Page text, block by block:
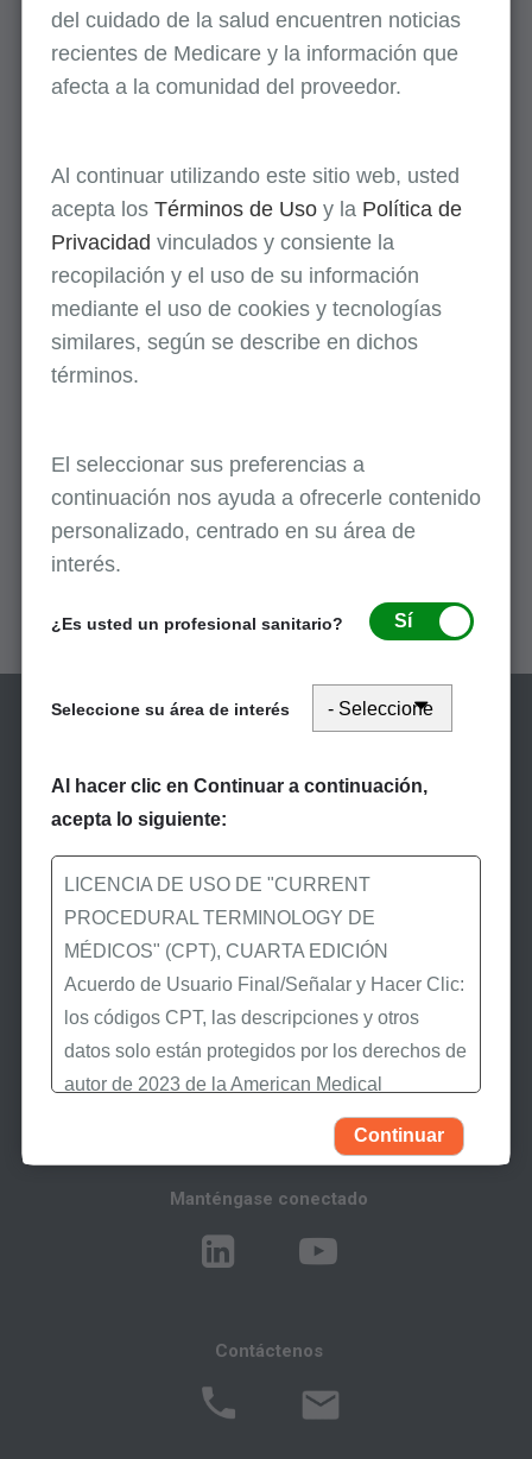
Manténgase informado
Suscríbase a eNews
Suscríbase a eNews de
First Coast para recibir las
últimas noticias de
Medicare.
Manténgase conectado
Contáctenos
del cuidado de la salud encuentren noticias
recientes de Medicare y la información que
afecta a la comunidad del proveedor.
Al continuar utilizando este sitio web, usted
acepta los Términos de Usoy la Política de
Privacidad vinculados y consiente la
recopilación y el uso de su información
mediante el uso de cookies y tecnologías
similares, según se describe en dichos
términos.
El seleccionar sus preferencias a
continuación nos ayuda a ofrecerle contenido
personalizado, centrado en su área de
interés.
¿Es usted un profesional sanitario? Sí
Seleccione su área de interés
Al hacer clic en Continuar a continuación,
acepta lo siguiente:
LICENCIA DE USO DE "CURRENT
PROCEDURAL TERMINOLOGY DE
MÉDICOS" (CPT), CUARTA EDICIÓN
Acuerdo de Usuario Final/Señalar y Hacer Clic:
los códigos CPT, las descripciones y otros
datos solo están protegidos por los derechos de
autor de 2023 de la American Medical
Association (AMA). Todos los derechos
reservados (y otra fecha de publicación de
Usted, sus empleados y agentes están
autorizados a utilizar CPT solamente como
Determinaciones de Cobertura Local (LCDs),
Políticas de Revisión Médica Local (LMRPs),
Boletines/Hojas Informativas,
Continuar